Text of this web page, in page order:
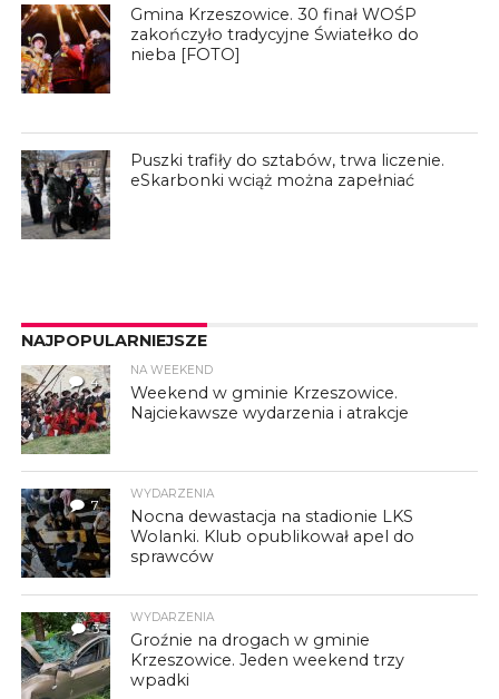
Gmina Krzeszowice. 30 finał WOŚP
zakończyło tradycyjne Światełko do
nieba [FOTO]
Puszki trafiły do sztabów, trwa liczenie.
eSkarbonki wciąż można zapełniać
NAJPOPULARNIEJSZE
4
NA WEEKEND
Weekend w gminie Krzeszowice.
Najciekawsze wydarzenia i atrakcje
7
WYDARZENIA
Nocna dewastacja na stadionie LKS
Wolanki. Klub opublikował apel do
sprawców
3
WYDARZENIA
Groźnie na drogach w gminie
Krzeszowice. Jeden weekend trzy
wpadki